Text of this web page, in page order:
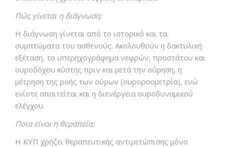
Πώς γίνεται η διάγνωση;
Η διάγνωση γίνεται από το ιστορικό και τα
συμπτώματα του ασθενούς. Ακολουθούν η δακτυλική
εξέταση, το υπερηχογράφημα νεφρών, προστάτου και
ουροδόχου κύστης πριν και μετά την ούρηση, η
μέτρηση της ροής των ούρων (ουροροομετρία), ενώ
ενίοτε απαιτείται και η διενέργεια ουροδυναμικού
ελέγχου.
Ποια είναι η θεραπεία;
Η ΚΥΠ χρήζει θεραπευτικής αντιμετώπισης μόνο